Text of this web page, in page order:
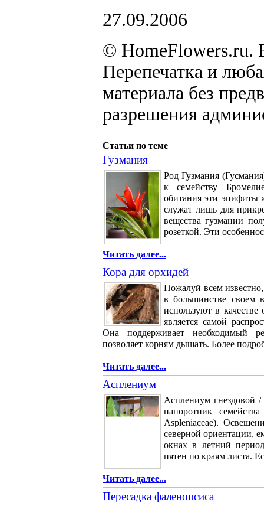
27.09.2006
© HomeFlowers.ru.
Перепечатка и
материала без
разрешения
Статьи по теме
Гузмания
Род Гузмания
к семейству
обитания эти эпифиты
служат лишь для
вещества гузмании
розеткой. Эти
Читать далее...
Кора для орхидей
Пожалуй всем
в большинстве своем
используют в
является самой
Она поддерживает необходимый
позволяет корням дышать. Более
Читать далее...
Асплениум
Асплениум гнездовой /
папоротник
Aspleniaceae).
северной ориентации,
окнах в летний
пятен по краям листа.
Читать далее...
Пересадка фаленопсиса